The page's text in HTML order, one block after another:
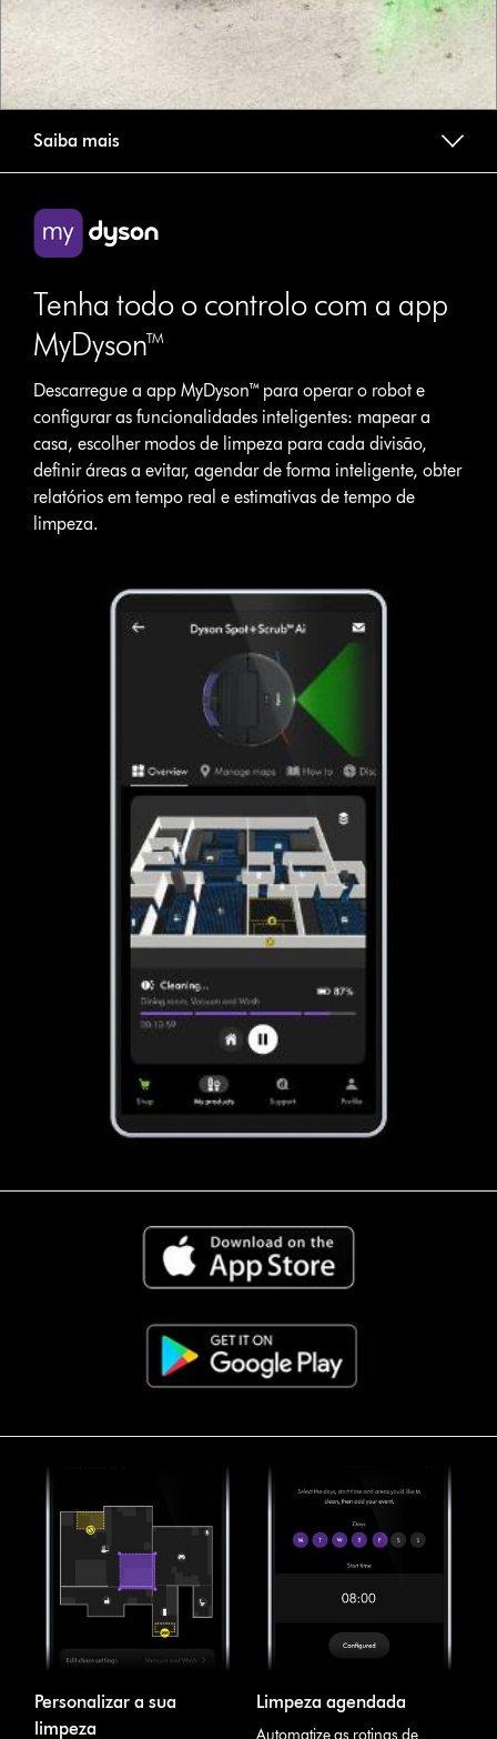
Saiba mais
Tenha todo o controlo com a app
MyDyson™
Descarregue a app MyDyson™ para operar o robot e
configurar as funcionalidades inteligentes: mapear a
casa, escolher modos de limpeza para cada divisão,
definir áreas a evitar, agendar de forma inteligente, obter
relatórios em tempo real e estimativas de tempo de
limpeza.
Personalizar a sua
limpeza
Limpeza agendada
Automatize as rotinas de